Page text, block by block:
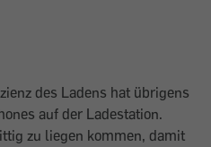
des Ladens hat übrigens
auf der Ladestation.
zu liegen kommen, damit